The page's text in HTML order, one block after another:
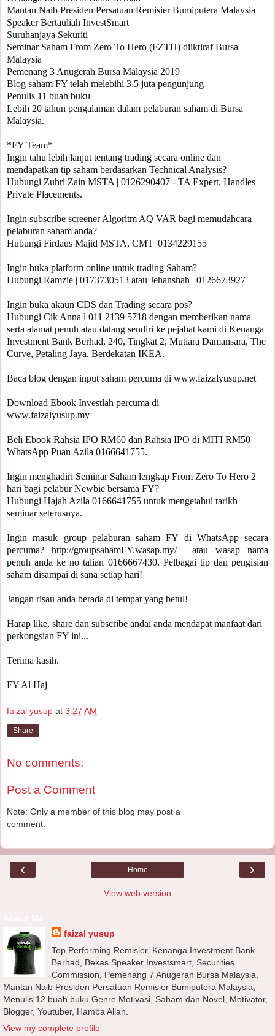
Mantan Naib Presiden Persatuan Remisier Bumiputera Malaysia
Speaker Bertauliah InvestSmart
Suruhanjaya Sekuriti
Seminar Saham From Zero To Hero (FZTH) diiktiraf Bursa
Malaysia
Pemenang 3 Anugerah Bursa Malaysia 2019
Blog saham FY telah melebihi 3.5 juta pengunjung
Penulis 11 buah buku
Lebih 20 tahun pengalaman dalam pelaburan saham di Bursa
Malaysia.
*FY Team*
Ingin tahu lebih lanjut tentang trading secara online dan
mendapatkan tip saham berdasarkan Technical Analysis?
Hubungi Zuhri Zain MSTA | 0126290407 - TA Expert, Handles
Private Placements.
Ingin subscribe screener Algoritm AQ VAR bagi memudahcara
pelaburan saham anda?
Hubungi Firdaus Majid MSTA, CMT |0134229155
Ingin buka platform online untuk trading Saham?
Hubungi Ramzie | 0173730513 atau Jehanshah | 0126673927
Ingin buka akaun CDS dan Trading secara pos?
Hubungi Cik Anna l 011 2139 5718 dengan memberikan nama
serta alamat penuh atau datang sendiri ke pejabat kami di Kenanga
Investment Bank Berhad, 240, Tingkat 2, Mutiara Damansara, The
Curve, Petaling Jaya. Berdekatan IKEA.
Baca blog dengan input saham percuma di www.faizalyusup.net
Download Ebook Investlah percuma di
www.faizalyusup.my
Beli Ebook Rahsia IPO RM60 dan Rahsia IPO di MITI RM50
WhatsApp Puan Azila 0166641755.
Ingin menghadiri Seminar Saham lengkap From Zero To Hero 2
hari bagi pelabur Newbie bersama FY?
Hubungi Hajah Azila 0166641755 untuk mengetahui tarikh
seminar seterusnya.
Ingin masuk group pelaburan saham FY di WhatsApp secara
percuma? http://groupsahamFY.wasap.my/​  atau wasap nama
penuh anda ke no talian 0166667430. Pelbagai tip dan pengisian
saham disampai di sana setiap hari!
Jangan risau anda berada di tempat yang betul!
Harap like, share dan subscribe andai anda mendapat manfaat dari
perkongsian FY ini...
Terima kasih.
FY Al Haj
faizal yusup at 3:27 AM
Share
No comments:
Post a Comment
Note: Only a member of this blog may post a
comment.
‹ ›
Home
View web version
faizal yusup
Top Performing Remisier, Kenanga Investment Bank
Berhad, Bekas Speaker Investsmart, Securities
Commission, Pemenang 7 Anugerah Bursa Malaysia,
Mantan Naib Presiden Persatuan Remisier Bumiputera Malaysia,
Menulis 12 buah buku Genre Motivasi, Saham dan Novel, Motivator,
Blogger, Youtuber, Hamba Allah.
View my complete profile